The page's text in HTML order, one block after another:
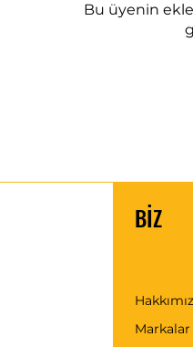
Bu üyenin
BİZ
Markalar